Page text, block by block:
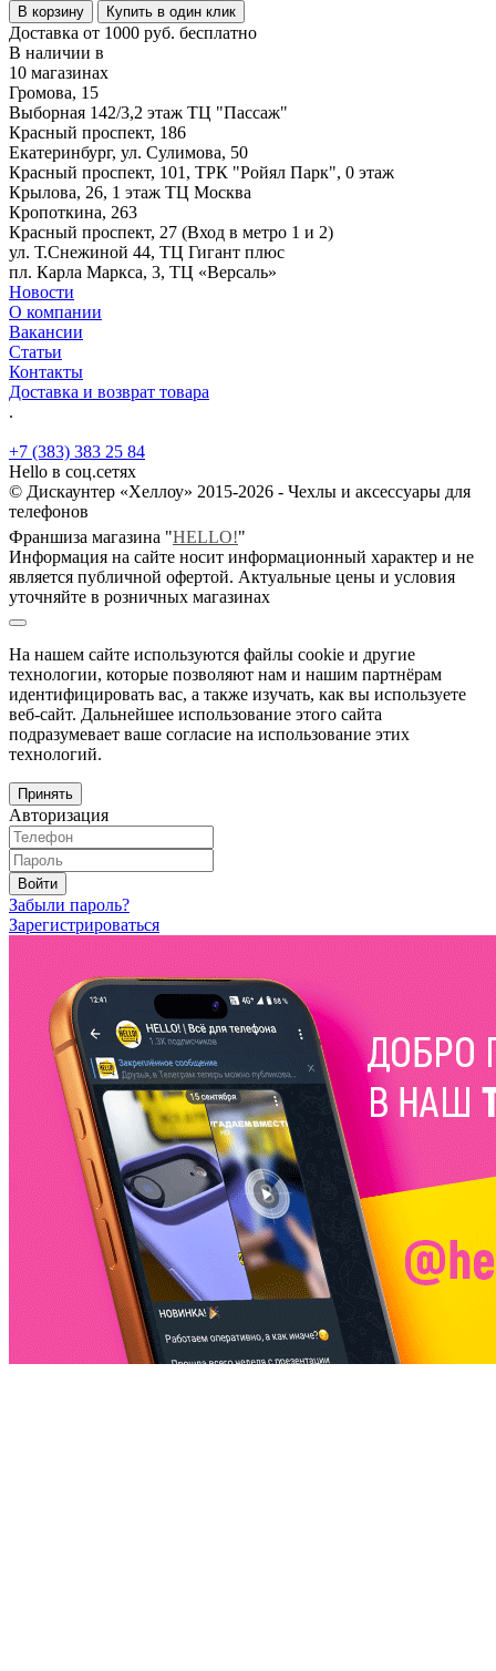
В корзину Купить в один клик
Доставка от 1000 руб. бесплатно
В наличии в
10 магазинах
Громова, 15
Выборная 142/3,2 этаж ТЦ "Пассаж"
Красный проспект, 186
Екатеринбург, ул. Сулимова, 50
Красный проспект, 101, ТРК "Ройял Парк", 0 этаж
Крылова, 26, 1 этаж ТЦ Москва
Кропоткина, 263
Красный проспект, 27 (Вход в метро 1 и 2)
ул. Т.Снежиной 44, ТЦ Гигант плюс
пл. Карла Маркса, 3, ТЦ «Версаль»
Новости
О компании
Вакансии
Статьи
Контакты
Доставка и возврат товара
.
+7 (383) 383 25 84
Hello в соц.сетях
© Дискаунтер «Хеллоу» 2015-2026 - Чехлы и аксессуары для
телефонов
Франшиза магазина "HELLO!"
Информация на сайте носит информационный характер и не
является публичной офертой. Актуальные цены и условия
уточняйте в розничных магазинах
На нашем сайте используются файлы cookie и другие
технологии, которые позволяют нам и нашим партнёрам
идентифицировать вас, а также изучать, как вы используете
веб-сайт. Дальнейшее использование этого сайта
подразумевает ваше согласие на использование этих
технологий.
Принять
Авторизация
Войти
Забыли пароль?
Зарегистрироваться